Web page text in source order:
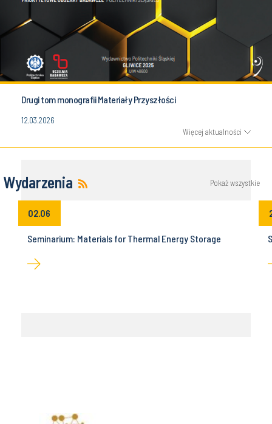
Drugi tom monografii Materiały Przyszłości
12.03.2026
Więcej aktualności
Wydarzenia Pokaż wszystkie
02.06
Seminarium: Materials for Thermal Energy Storage